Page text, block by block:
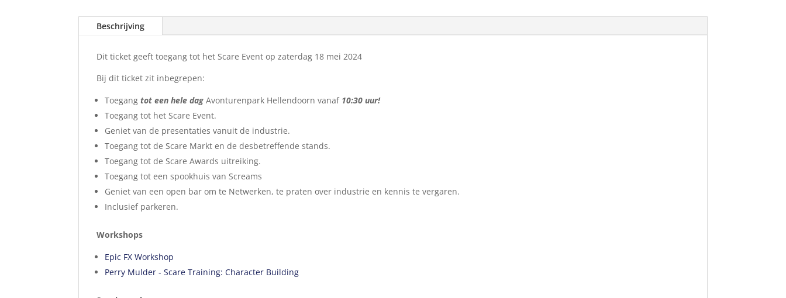
Beschrijving
Dit ticket geeft toegang tot het Scare Event op zaterdag 18 mei 2024
Bij dit ticket zit inbegrepen:
Toegangtot een hele dag Avonturenpark Hellendoorn vanaf 10:30 uur!
Toegang tot het Scare Event.
Geniet van de presentaties vanuit de industrie.
Toegang tot de Scare Markt en de desbetreffende stands.
Toegang tot de Scare Awards uitreiking.
Toegang tot een spookhuis van Screams
Geniet van een open bar om te Netwerken, te praten over industrie en kennis te vergaren.
Inclusief parkeren.
Workshops
Epic FX Workshop
Perry Mulder - Scare Training: Character Building